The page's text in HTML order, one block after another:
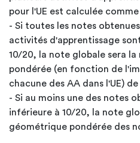
pour l'UE est calculée
- Si toutes les notes
activités d'apprentissage
10/20, la note globale sera
pondérée (en fonction de
chacune des AA dans l'UE)
- Si au moins une des notes
inférieure à 10/20, la note
géométrique pondérée des